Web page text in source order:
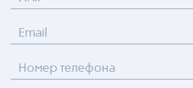
Email
Номер телефона